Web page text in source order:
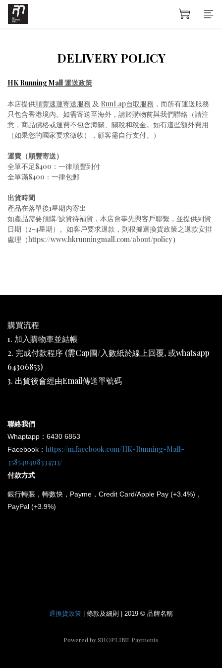
DELIVERY POLICY
HK Running Mall運送政策
本店提供順豐速運寄送服務 及 RunLap自取服務 ，而所有運送服務
只包含香港境內。如需寄送至海外，請於購物前與我們聯絡（請注
意，商品價格或運費不包含海關、關稅和稅金。如有這些額外費用
（如果您的國家要求徵收），顧客需自行支付。）
運費（順豐寄送）
全單不足$400：一律順豐到付
全單滿$400：一律包郵
出貨時間
產品在落單後1星期內寄出
如產品需要預購/缺貨待補貨，本店會事先與客戶聯繫，並提供到貨
日期（2-4星期）。如客戶要求退款，則根據退換貨政策之退款安排
處理（https://www.hkrunningmall.com/about/policy）
購買流程
1. 加入購物車並結帳
2. 完成付款程序 (需Cap圖/入數紙於線上回覆, 或whatsapp
64306853)
3. 出貨後會經由Email傳送單號碼
聯絡我們
Whaptapp：6430 6853
Facebook： https://m.facebook.com/HK-Running-Mall-
358540408334713/
付款方式
銀行轉賬，轉數快，Payme，Credit Card/Apple Pay (+3.4%)，
PayPal (+3.9%)
退換貨政策 | 條款及細則 | 2019 © 品牌名稱
Powered bySHOPLINE Payments